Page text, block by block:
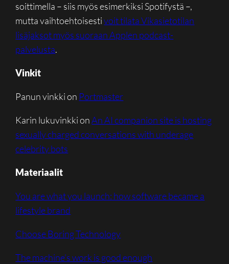
soittimella – siis myös esimerkiksi Spotifystä –,
mutta vaihtoehtoisestivoit tilata Vikasietotilan
lisäjaksot myös suoraan Applen podcast-
palvelusta.
Vinkit
Panun vinkki on Portmaster
Karin lukuvinkki onAn AI companion site is hosting
sexually charged conversations with underage
celebrity bots
Materiaalit
You are what you launch: how software became a
lifestyle brand
Choose Boring Technology
The machine’s work is good enough